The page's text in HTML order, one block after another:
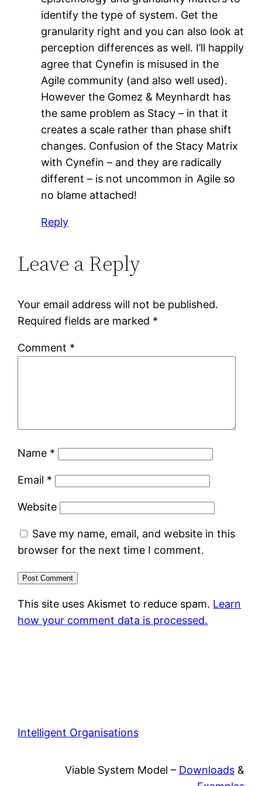
identify the type of system. Get the
granularity right and you can also look at
perception differences as well. I’ll happily
agree that Cynefin is misused in the
Agile community (and also well used).
However the Gomez & Meynhardt has
the same problem as Stacy – in that it
creates a scale rather than phase shift
changes. Confusion of the Stacy Matrix
with Cynefin – and they are radically
different – is not uncommon in Agile so
no blame attached!
Reply
Leave a Reply
Your email address will not be published.
Required fields are marked *
Comment *
Name *
Email *
Website
Save my name, email, and website in this
browser for the next time I comment.
This site uses Akismet to reduce spam. Learn
how your comment data is processed.
Intelligent Organisations
Viable System Model – Downloads&